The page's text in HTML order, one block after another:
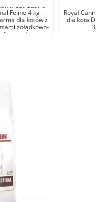
Cat Gastro
Feline 4 kg -
dla kotów z
żołądkowo-
Royal Canin
dla kota